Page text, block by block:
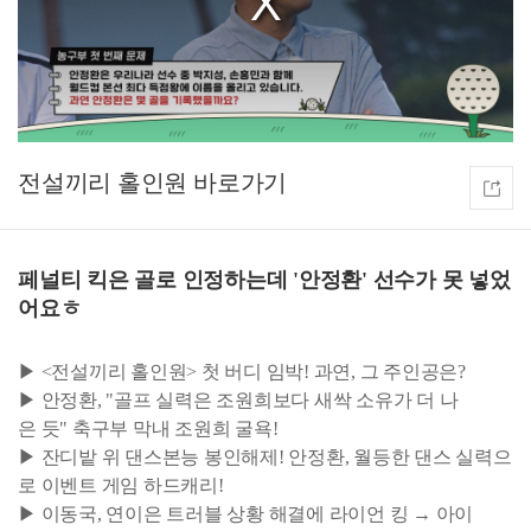
전설끼리 홀인원
페널티 킥은 골로 인정하는데 '안정환' 선수가 못 넣었
어요ㅎ
▶ <전설끼리 홀인원> 첫 버디 임박! 과연, 그 주인공은?
▶ 안정환, "골프 실력은 조원희보다 새싹 소유가 더 나
은 듯" 축구부 막내 조원희 굴욕!
▶ 잔디밭 위 댄스본능 봉인해제! 안정환, 월등한 댄스 실력으
로 이벤트 게임 하드캐리!
▶ 이동국, 연이은 트러블 상황 해결에 라이언 킹 → 아이